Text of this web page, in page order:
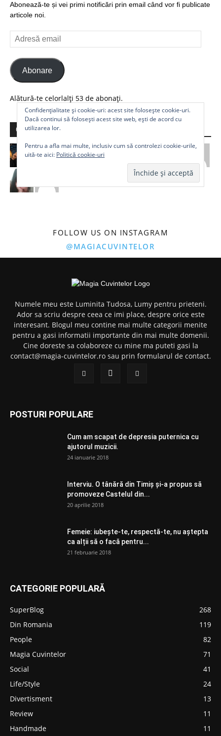
Abonează-te și vei primi notificări prin email când vor fi publicate
articole noi.
Adresă
email
Abonare
Alătură-te celorlalți 53 de abonați.
Comunitate
Confidențialitate și cookie-uri: acest site folosește cookie-uri.
Dacă continui să folosești acest site web, ești de acord cu
utilizarea lor.
Pentru a afla mai multe, inclusiv cum să controlezi cookie-urile,
uită-te aici: Politică cookie-uri
FOLLOW US ON INSTAGRAM
@MAGIACUVINTELOR
Numele meu este Luminita Tudosa, Lumy pentru prieteni.
Ador sa scriu despre ceea ce imi place, despre orice este
interesant. Blogul meu contine mai multe categorii menite
pentru a gasi informatii importante din mai multe domenii.
Cine doreste sa colaboreze cu mine ma puteti gasi la
contact@magia-cuvintelor.ro sau prin formularul de contact.
POSTURI POPULARE
Cum am scapat de depresia puternica cu
ajutorul muzicii.
24 ianuarie 2018
Interviu. O tânără din Timiș și-a propus să
promoveze Castelul din...
20 aprilie 2018
Femeie: iubește-te, respectă-te, nu aștepta
ca alții să o facă pentru...
21 februarie 2018
CATEGORIE POPULARĂ
SuperBlog
268
Din Romania
119
People
82
Magia Cuvintelor
71
Social
41
Life/Style
24
Divertisment
13
Review
11
Handmade
11